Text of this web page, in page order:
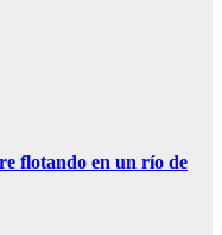
flotando en un río de